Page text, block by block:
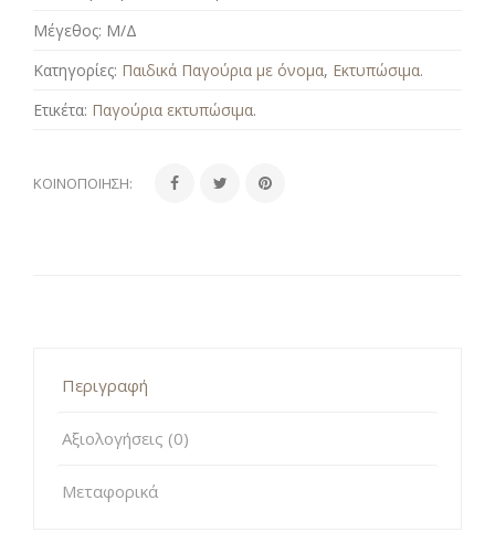
Μέγεθος: Μ/Δ
Κατηγορίες: Παιδικά Παγούρια με όνομα, Εκτυπώσιμα.
Ετικέτα: Παγούρια εκτυπώσιμα.
ΚΟΙΝΟΠΟΊΗΣΗ:
Περιγραφή
Αξιολογήσεις (0)
Μεταφορικά